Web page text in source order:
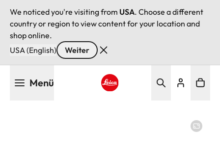
We noticed you're visiting from USA. Choose a different
country or region to view content for your location and
shop online.
USA (English)
Weiter
Menü